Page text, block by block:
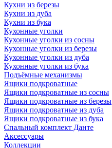
Кухни из березы
Кухни из дуба
Кухни из бука
Кухонные уголки
Кухонные уголки из сосны
Кухонные уголки из березы
Кухонные уголки из дуба
Кухонные уголки из бука
Подъёмные механизмы
Ящики подкроватные
Ящики подкроватные из сосны
Ящики подкроватные из березы
Ящики подкроватные из дуба
Ящики подкроватные из бука
Спальный комплект Данте
Аксессуары
Коллекции